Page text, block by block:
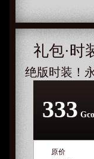
礼包·时
绝版时装！
333
原价